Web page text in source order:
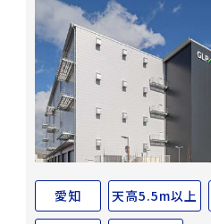
愛知 天高5.5m以上